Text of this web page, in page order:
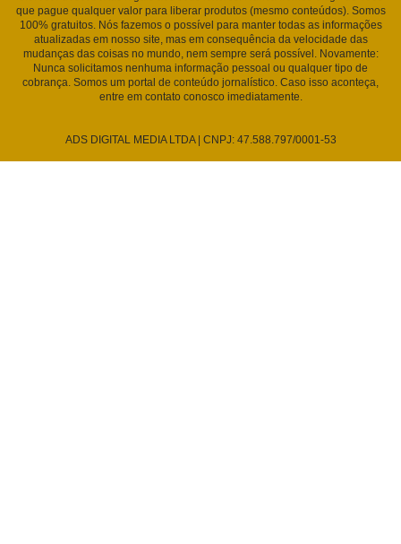
que pague qualquer valor para liberar produtos (mesmo conteúdos). Somos
100% gratuitos. Nós fazemos o possível para manter todas as informações
atualizadas em nosso site, mas em consequência da velocidade das
mudanças das coisas no mundo, nem sempre será possível. Novamente:
Nunca solicitamos nenhuma informação pessoal ou qualquer tipo de
cobrança. Somos um portal de conteúdo jornalístico. Caso isso aconteça,
entre em contato conosco imediatamente.
ADS DIGITAL MEDIA LTDA | CNPJ: 47.588.797/0001-53